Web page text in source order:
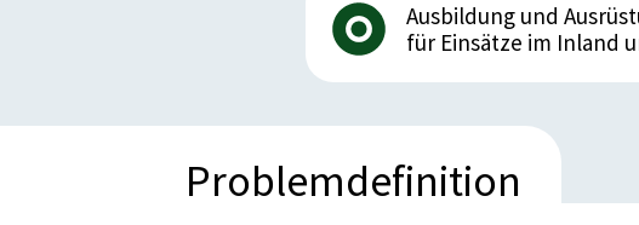
Ausbildung und
für Einsätze im Inland
Problemdefinition